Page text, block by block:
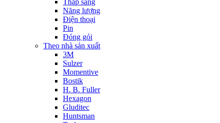
Thắp sáng
Năng lượng
Điện thoại
Pin
Đóng gói
Theo nhà sản xuất
3M
Sulzer
Momentive
Bostik
H. B. Fuller
Hexagon
Gluditec
Huntsman